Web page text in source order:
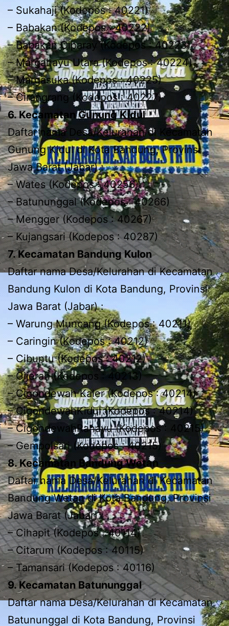
– Sukahaji (Kodepos : 40221)
– Babakan (Kodepos : 40222)
– Babakan Ciparay (Kodepos : 40223)
– Margahayu Utara (Kodepos : 40224)
– Margasuka (Kodepos : 40225)
– Cirangrang (Kodepos : 40227)
6. Kecamatan Gunung Kidul
Daftar nama Desa/Kelurahan di Kecamatan
Gunung Kidul di Kota Bandung, Provinsi
Jawa Barat (Jabar) :
– Wates (Kodepos : 40256)
– Batununggal (Kodepos : 40266)
– Mengger (Kodepos : 40267)
– Kujangsari (Kodepos : 40287)
7. Kecamatan Bandung Kulon
Daftar nama Desa/Kelurahan di Kecamatan
Bandung Kulon di Kota Bandung, Provinsi
Jawa Barat (Jabar) :
– Warung Muncang (Kodepos : 40211)
– Caringin (Kodepos : 40212)
– Cibuntu (Kodepos : 40212)
– Cijerah (Kodepos : 40213)
– Cigondewah Kaler (Kodepos : 40214)
– CigondewahKidul (Kodepos : 40214)
– CigondewahRahayu (Kodepos : 40215)
– Gempolsari (Kodepos : 40215)
8. Kecamatan Bandung Wetan
Daftar nama Desa/Kelurahan di Kecamatan
Bandung Wetan di Kota Bandung, Provinsi
Jawa Barat (Jabar) :
– Cihapit (Kodepos : 40114)
– Citarum (Kodepos : 40115)
– Tamansari (Kodepos : 40116)
9. Kecamatan Batununggal
Daftar nama Desa/Kelurahan di Kecamatan
Batununggal di Kota Bandung, Provinsi